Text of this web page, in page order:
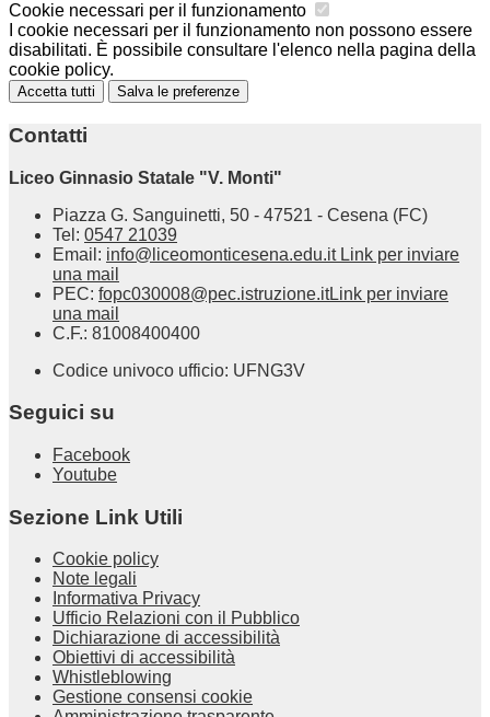
Cookie necessari per il funzionamento
I cookie necessari per il funzionamento non possono essere
disabilitati. È possibile consultare l'elenco nella pagina della
cookie policy.
Accetta tutti Salva le preferenze
Contatti
Liceo Ginnasio Statale "V. Monti"
Piazza G. Sanguinetti, 50 - 47521 - Cesena (FC)
Tel: 0547 21039
Email: info@liceomonticesena.edu.it Link per inviare
una mail
PEC: fopc030008@pec.istruzione.itLink per inviare
una mail
C.F.: 81008400400
Codice univoco ufficio: UFNG3V
Seguici su
Facebook
Youtube
Sezione Link Utili
Cookie policy
Note legali
Informativa Privacy
Ufficio Relazioni con il Pubblico
Dichiarazione di accessibilità
Obiettivi di accessibilità
Whistleblowing
Gestione consensi cookie